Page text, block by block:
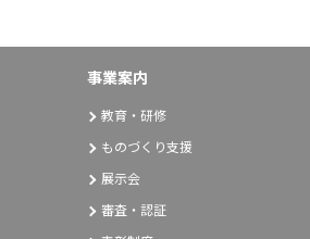
事業案内
教育・研修
ものづくり支援
展示会
審査・認証